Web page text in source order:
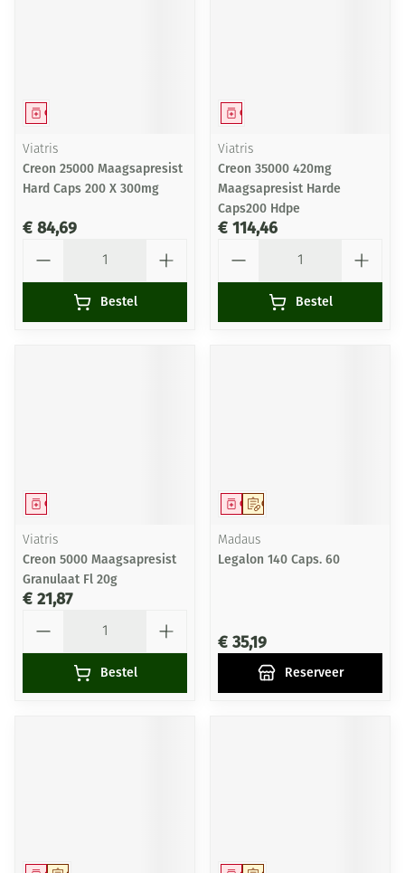
Geneesmiddel
Viatris
Creon 25000 Maagsapresist
Hard Caps 200 X 300mg
€ 84,69
Bestel
Geneesmiddel
Viatris
Creon 35000 420mg
Maagsapresist Harde
Caps200 Hdpe
€ 114,46
Bestel
Geneesmiddel
Viatris
Creon 5000 Maagsapresist
Granulaat Fl 20g
€ 21,87
Bestel
Op voorschrift
Geneesmiddel
Madaus
Legalon 140 Caps. 60
€ 35,19
Reserveer